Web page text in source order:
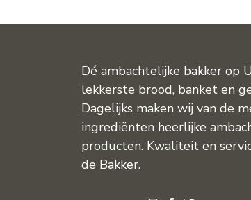
Dé ambachtelijke bakker op
lekkerste brood, banket en
Dagelijks maken wij van de
ingrediënten heerlijke
producten. Kwaliteit en
de Bakker.